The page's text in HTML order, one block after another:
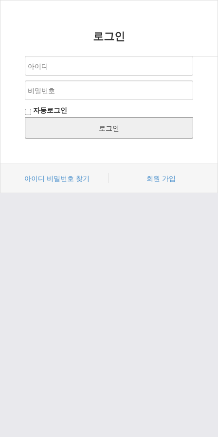
로그인
자동로그인
아이디 비밀번호 찾기 회원 가입